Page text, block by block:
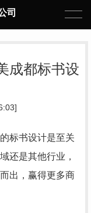
司
成都标书设
标书设计是至关
还是其他行业，
出，赢得更多商